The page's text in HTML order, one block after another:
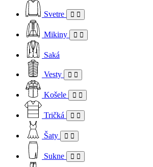
Svetre
Mikiny
Saká
Vesty
Košele
Tričká
Šaty
Sukne